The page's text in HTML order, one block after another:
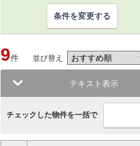
条件を変更する
9件 並び替え
テキスト表示
チェックした物件を一括で